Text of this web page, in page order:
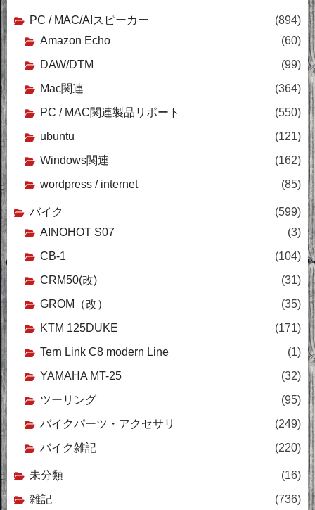
PC / MAC/AIスピーカー
(894)
Amazon Echo
(60)
DAW/DTM
(99)
Mac関連
(364)
PC / MAC関連製品リポート
(550)
ubuntu
(121)
Windows関連
(162)
wordpress / internet
(85)
バイク
(599)
AINOHOT S07
(3)
CB-1
(104)
CRM50(改)
(31)
GROM（改）
(35)
KTM 125DUKE
(171)
Tern Link C8 modern Line
(1)
YAMAHA MT-25
(32)
ツーリング
(95)
バイクパーツ・アクセサリ
(249)
バイク雑記
(220)
未分類
(16)
雑記
(736)